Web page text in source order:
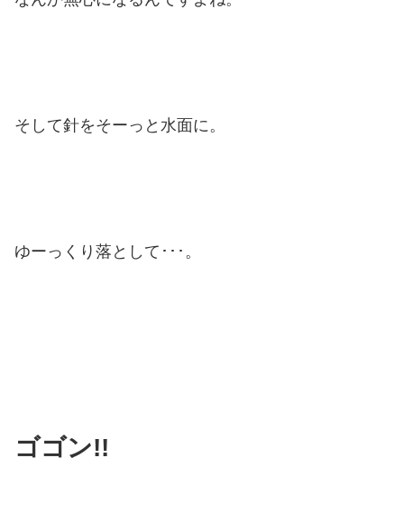
そして針をそーっと水面に。
ゆーっくり落として･･･。
ゴゴン!!